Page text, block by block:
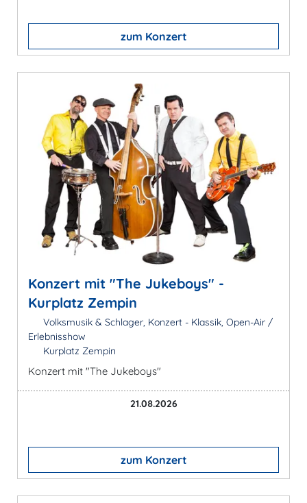
zum Konzert
Konzert mit "The Jukeboys" -
Kurplatz Zempin
Volksmusik & Schlager, Konzert - Klassik, Open-Air /
Erlebnisshow
Kurplatz Zempin
Konzert mit "The Jukeboys"
21.08.2026
zum Konzert